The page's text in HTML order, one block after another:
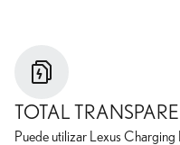
TOTAL
Puede utilizar Lexus